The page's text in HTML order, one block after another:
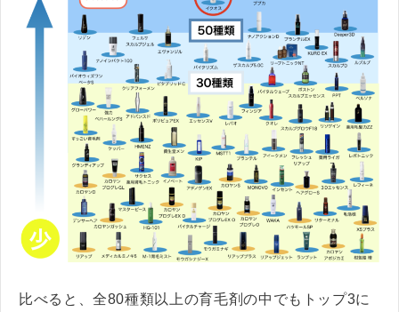
比べると、全80種類以上の育毛剤の中でもトップ3に